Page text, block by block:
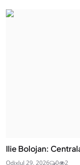
Ilie Bolojan:
OdixJul 29, 2026 0 2